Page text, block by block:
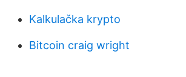
Kalkulačka krypto
Bitcoin craig wright